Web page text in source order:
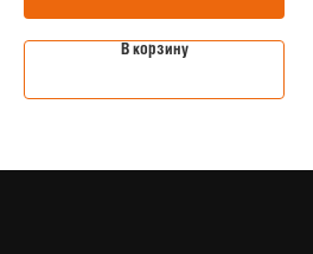
В корзину